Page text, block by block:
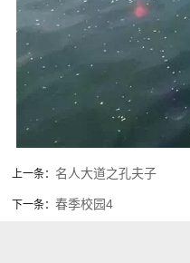
上一条： 名人大道之孔夫子
下一条： 春季校园4